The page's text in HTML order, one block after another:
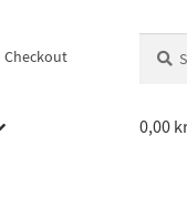
Checkout
efter:
0,00